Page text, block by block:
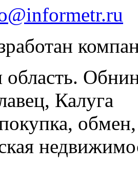
область.
Калуга
обмен,